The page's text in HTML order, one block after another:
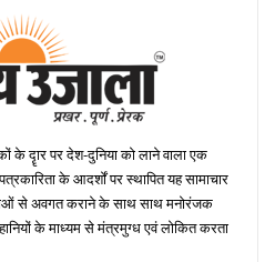
के दॄार पर देश-दुनिया को लाने वाला एक
के आदर्शों पर स्थापित यह सामाचार
से अवगत कराने के साथ साथ मनोरंजक
के माध्यम से मंत्रमुग्ध एवं लोकित करता